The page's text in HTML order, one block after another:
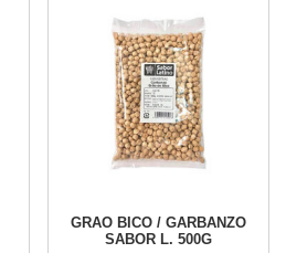
GRAO BICO / GARBANZO
SABOR L. 500G